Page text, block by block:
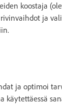
koostaja
ja
ja optimoi